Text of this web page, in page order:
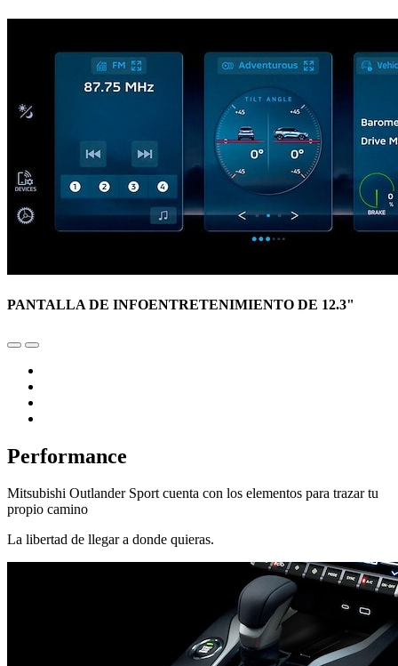
PANTALLA DE INFOENTRETENIMIENTO DE 12.3"
Performance
Mitsubishi Outlander Sport cuenta con los elementos para trazar tu
propio camino
La libertad de llegar a donde quieras.